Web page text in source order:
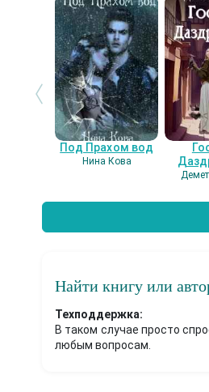
Под Прахом вод
Нина Кова
Найти книгу или
Техподдержка:
В таком случае просто
любым вопросам.